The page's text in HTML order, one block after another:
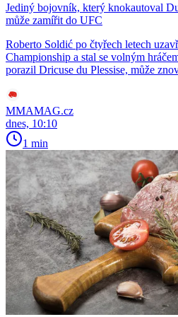
Jediný bojovník, který knokautoval
může zamířit do UFC
Roberto Soldić po čtyřech letech
Championship a stal se volným
porazil Dricuse du Plessise, může
MMAMAG.cz
dnes, 10:10
1 min